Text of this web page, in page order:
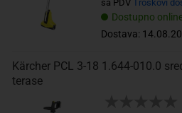
Dostupno
Dostava:
sa PDV Troškovi
Kärcher PCL 3-18 1.644-010.0
terase